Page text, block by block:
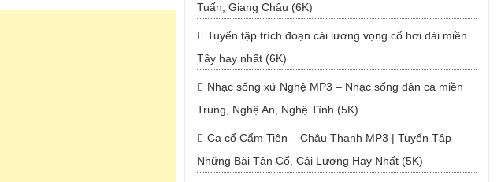
Tuấn, Giang Châu (6K)
Tuyển tập trích đoạn cải lương vọng cổ hơi dài miền
Tây hay nhất (6K)
Nhạc sống xứ Nghệ MP3 – Nhạc sống dân ca miền
Trung, Nghệ An, Nghệ Tĩnh (5K)
Ca cổ Cẩm Tiên – Châu Thanh MP3 | Tuyển Tập
Những Bài Tân Cổ, Cải Lương Hay Nhất (5K)